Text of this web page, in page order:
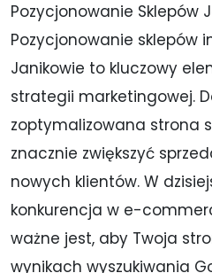
Pozycjonowanie Sklepów
Pozycjonowanie sklepów
Janikowie to kluczowy
strategii marketingowej.
zoptymalizowana strona
znacznie zwiększyć
nowych klientów. W
konkurencja w e-
ważne jest, aby Twoja
wynikach wyszukiwania